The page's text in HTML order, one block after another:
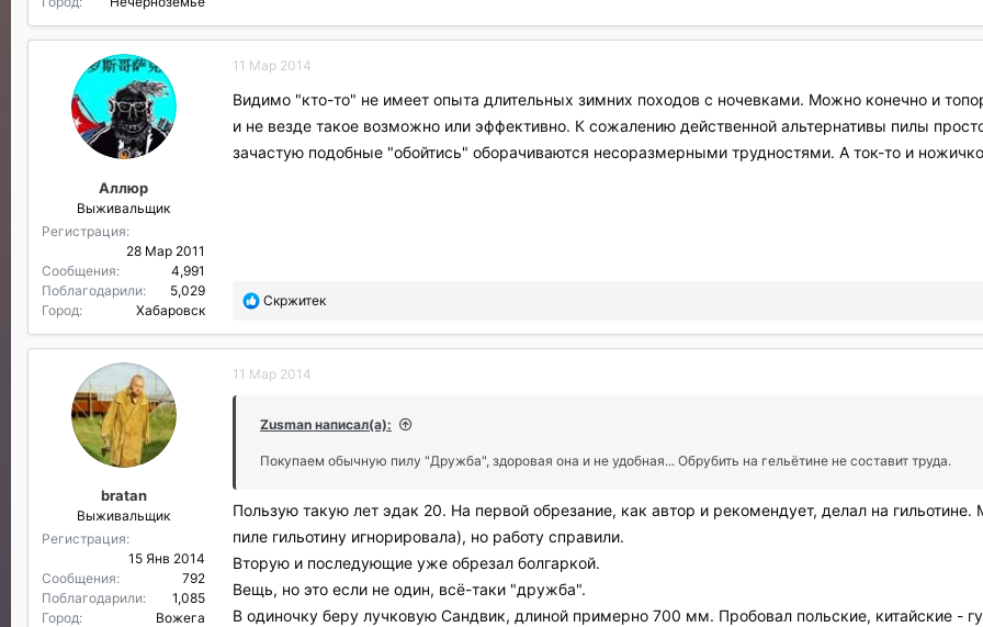
Аллюр
Выживальщик
Регистрация
28 Мар 2011
Сообщения
4,991
Поблагодарили
5,029
Город
Хабаровск
11 Мар 2014
Видимо "кто-то" не имеет опыта длительных зимних походов с ночевками. Можно конечно и
и не везде такое возможно или эффективно. К сожалению действенной альтернативы пилы
зачастую подобные "обойтись" оборачиваются несоразмерными трудностями. А ток-то и
П
б
а
о
д
а
л
и
Скржитек
bratan
Выживальщик
Регистрация
15 Янв 2014
Сообщения
792
Поблагодарили
1,085
Город
Вожега
11 Мар 2014
Zusman написал(а):
Покупаем обычную пилу "Дружба", здоровая она и не удобная... Обрубить на гельётине не составит труда.
Пользую такую лет эдак 20. На первой обрезание, как автор и рекомендует, делал на
пиле гильотину игнорировала), но работу справили.
Вторую и последующие уже обрезал болгаркой.
Вещь, но это если не один, всё-таки "дружба".
В одиночку беру лучковую Сандвик, длиной примерно 700 мм. Пробовал польские, китайские -